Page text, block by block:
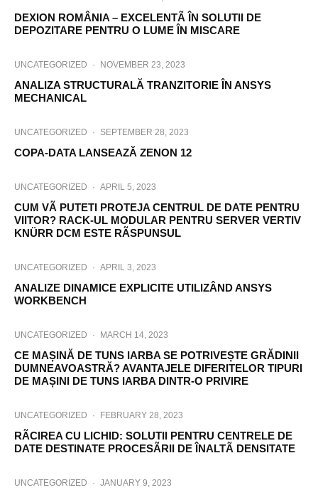
DEXION ROMÂNIA – EXCELENTÃ ÎN SOLUTII DE
DEPOZITARE PENTRU O LUME ÎN MISCARE
UNCATEGORIZED · NOVEMBER 23, 2023
ANALIZA STRUCTURALĂ TRANZITORIE ÎN ANSYS
MECHANICAL
UNCATEGORIZED · SEPTEMBER 28, 2023
COPA-DATA LANSEAZĂ ZENON 12
UNCATEGORIZED · APRIL 5, 2023
CUM VÃ PUTETI PROTEJA CENTRUL DE DATE PENTRU
VIITOR? RACK-UL MODULAR PENTRU SERVER VERTIV
KNÜRR DCM ESTE RÃSPUNSUL
UNCATEGORIZED · APRIL 3, 2023
ANALIZE DINAMICE EXPLICITE UTILIZÂND ANSYS
WORKBENCH
UNCATEGORIZED · MARCH 14, 2023
CE MAȘINĂ DE TUNS IARBA SE POTRIVEȘTE GRĂDINII
DUMNEAVOASTRĂ? AVANTAJELE DIFERITELOR TIPURI
DE MAȘINI DE TUNS IARBA DINTR-O PRIVIRE
UNCATEGORIZED · FEBRUARY 28, 2023
RÃCIREA CU LICHID: SOLUTII PENTRU CENTRELE DE
DATE DESTINATE PROCESÃRII DE ÎNALTÃ DENSITATE
UNCATEGORIZED · JANUARY 9, 2023